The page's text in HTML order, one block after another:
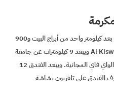
يقع فندق أبراج الكسوة في مكة المكرمة، على بعد كيلومتر واحد من أبراج البيت و900
متر من المسجد الحرام، Al Kiswah Towers Hotel ويبعد 9 كيلومترات عن جامعة
أم القرى وغار حراء. كما يقدم الفندق خدمة الواي فاي المجانية. ويبعد الفندق 12
الفندق على تلفزيون بشاشة